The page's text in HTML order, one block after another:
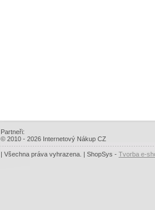
Partneři:
© 2010 - 2026 Internetový Nákup CZ
| Všechna práva vyhrazena. | ShopSys - Tvorba e-